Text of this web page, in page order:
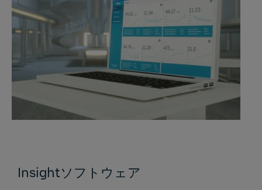
Insightソフトウェア